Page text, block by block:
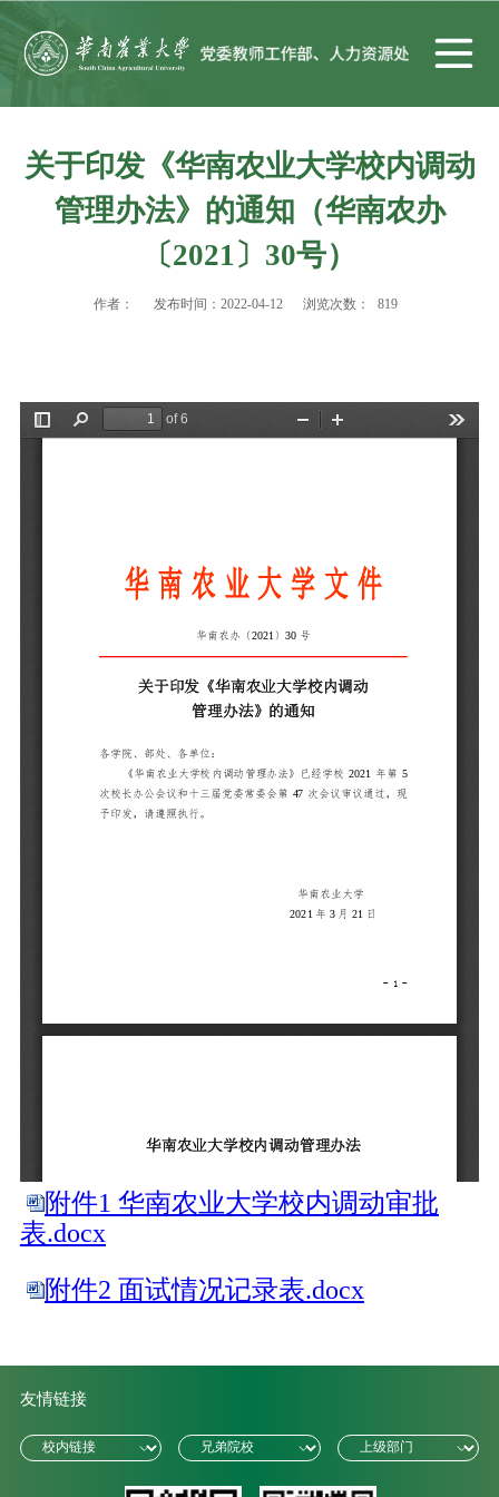
关于印发《华南农业大学校内调动
管理办法》的通知（华南农办
〔2021〕30号）
作者： 发布时间：2022-04-12 浏览次数： 819
附件1 华南农业大学校内调动审批
表.docx
附件2 面试情况记录表.docx
友情链接